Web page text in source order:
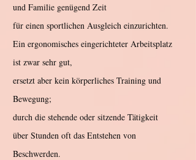
und Familie genügend Zeit
für einen sportlichen Ausgleich einzurichten.
Ein ergonomisches eingerichteter Arbeitsplatz
ist zwar sehr gut,
ersetzt aber kein körperliches Training und
Bewegung;
durch die stehende oder sitzende Tätigkeit
über Stunden oft das Entstehen von
Beschwerden.